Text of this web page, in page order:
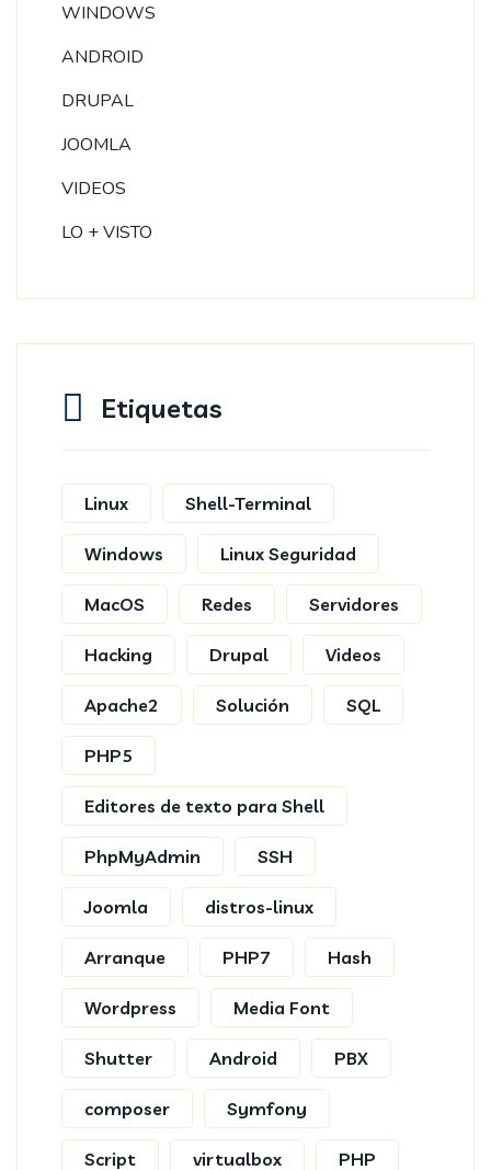
WINDOWS
ANDROID
DRUPAL
JOOMLA
VIDEOS
LO + VISTO
Etiquetas
Linux Shell-Terminal
Windows Linux Seguridad
MacOS Redes Servidores
Hacking Drupal Videos
Apache2 Solución SQL
PHP5
Editores de texto para Shell
PhpMyAdmin SSH
Joomla distros-linux
Arranque PHP7 Hash
Wordpress Media Font
Shutter Android PBX
composer Symfony
Script virtualbox PHP